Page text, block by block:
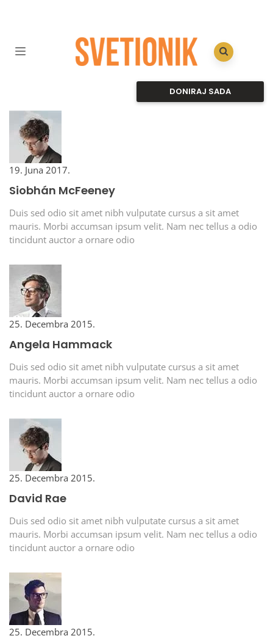
DONIRAJ SADA
19. Juna 2017.
Siobhán McFeeney
Duis sed odio sit amet nibh vulputate cursus a sit amet
mauris. Morbi accumsan ipsum velit. Nam nec tellus a odio
tincidunt auctor a ornare odio
25. Decembra 2015.
Angela Hammack
Duis sed odio sit amet nibh vulputate cursus a sit amet
mauris. Morbi accumsan ipsum velit. Nam nec tellus a odio
tincidunt auctor a ornare odio
25. Decembra 2015.
David Rae
Duis sed odio sit amet nibh vulputate cursus a sit amet
mauris. Morbi accumsan ipsum velit. Nam nec tellus a odio
tincidunt auctor a ornare odio
25. Decembra 2015.